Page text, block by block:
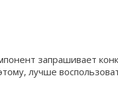
запрашивает
лучше